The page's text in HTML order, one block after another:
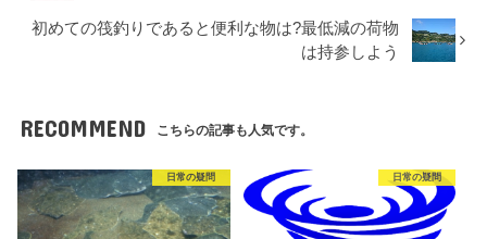
初めての筏釣りであると便利な物は?最低減の荷物
は持参しよう
RECOMMEND こちらの記事も人気です。
日常の疑問 日常の疑問